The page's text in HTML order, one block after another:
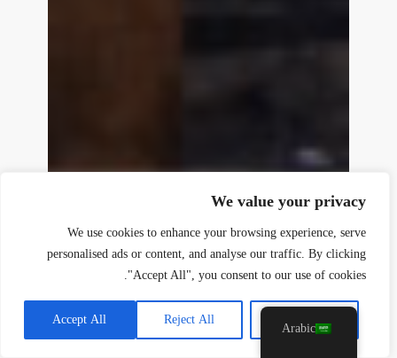
We value your privacy
We use cookies to enhance your browsing experience, serve
personalised ads or content, and analyse our traffic. By clicking
"Accept All", you consent to our use of cookies.
Reject All
Accept All
Arabic
H
i
d
e
c
a